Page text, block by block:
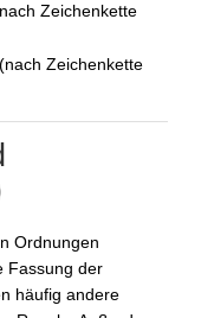
Zeichenkette
Zeichenkette
Ordnungen
Fassung der
häufig andere